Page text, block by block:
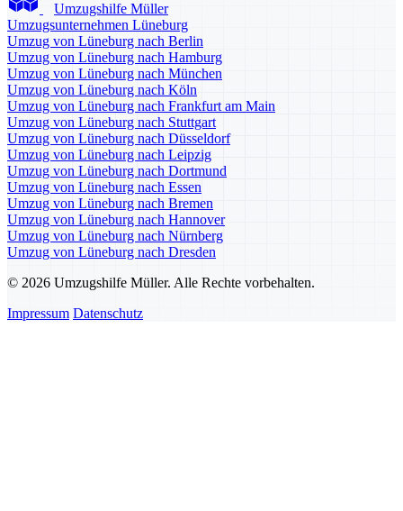
Umzugshilfe Müller
Umzugsunternehmen Lüneburg
Umzug von Lüneburg nach Berlin
Umzug von Lüneburg nach Hamburg
Umzug von Lüneburg nach München
Umzug von Lüneburg nach Köln
Umzug von Lüneburg nach Frankfurt am Main
Umzug von Lüneburg nach Stuttgart
Umzug von Lüneburg nach Düsseldorf
Umzug von Lüneburg nach Leipzig
Umzug von Lüneburg nach Dortmund
Umzug von Lüneburg nach Essen
Umzug von Lüneburg nach Bremen
Umzug von Lüneburg nach Hannover
Umzug von Lüneburg nach Nürnberg
Umzug von Lüneburg nach Dresden
© 2026 Umzugshilfe Müller. Alle Rechte vorbehalten.
Impressum Datenschutz